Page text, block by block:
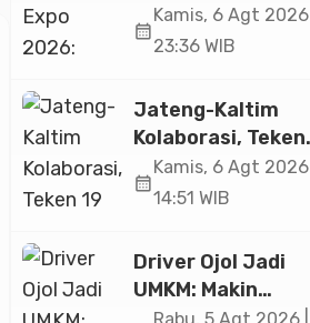
Silaturahim dan
Kebangkitan
Jakarta
calendar_month
Kamis, 6 Agt 2026 |
23:36 WIB
Jateng-Kaltim
Kolaborasi, Teken
19 Kerja Sama
Ekonomi Senilai Rp
calendar_month
Kamis, 6 Agt 2026 |
14:51 WIB
Driver Ojol Jadi
UMKM: Makin
Sejahtera atau